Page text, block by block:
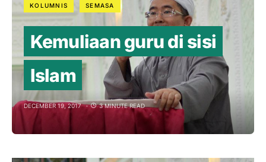
KOLUMNIS SEMASA
Kemuliaan guru di sisi
Islam
DECEMBER 19, 2017 3 MINUTE READ